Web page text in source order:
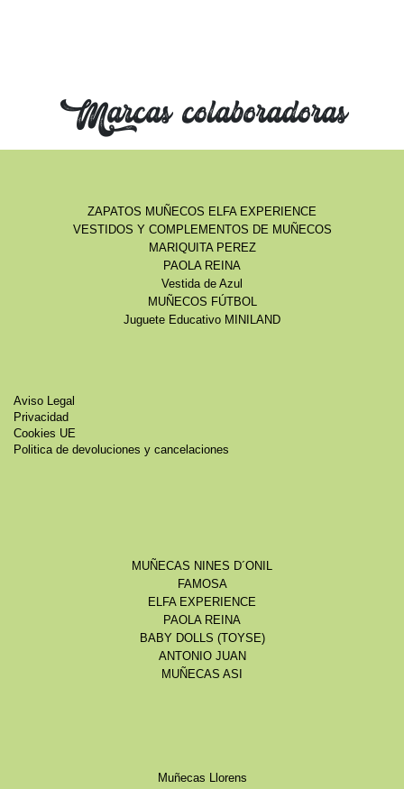
Marcas colaboradoras
ZAPATOS MUÑECOS ELFA EXPERIENCE
VESTIDOS Y COMPLEMENTOS DE MUÑECOS
MARIQUITA PEREZ
PAOLA REINA
Vestida de Azul
MUÑECOS FÚTBOL
Juguete Educativo MINILAND
Aviso Legal
Privacidad
Cookies UE
Politica de devoluciones y cancelaciones
MUÑECAS NINES D´ONIL
FAMOSA
ELFA EXPERIENCE
PAOLA REINA
BABY DOLLS (TOYSE)
ANTONIO JUAN
MUÑECAS ASI
Muñecas Llorens